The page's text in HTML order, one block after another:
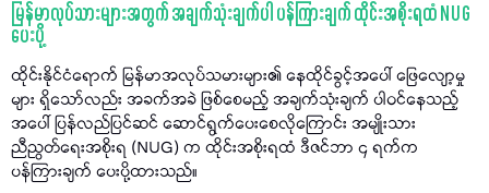
မြန်မာလုပ်သားများအတွက် အချက်သုံးချက်ပါ ပန်ကြားချက် ထိုင်းအစိုးရထံ NUG
ပေးပို့
ထိုင်းနိုင်ငံရောက် မြန်မာအလုပ်သမားများ၏ နေထိုင်ခွင့်အပေါ် ဖြေလျော့မှု
များ ရှိသော်လည်း အခက်အခဲ ဖြစ်စေမည့် အချက်သုံးချက် ပါဝင်နေသည့်
အပေါ် ပြန်လည်ပြင်ဆင် ဆောင်ရွက်ပေးစေလိုကြောင်း အမျိုးသား
ညီညွတ်ရေးအစိုးရ (NUG) က ထိုင်းအစိုးရထံ ဒီဇင်ဘာ ၄ ရက်က
ပန်ကြားချက် ပေးပို့ထားသည်။